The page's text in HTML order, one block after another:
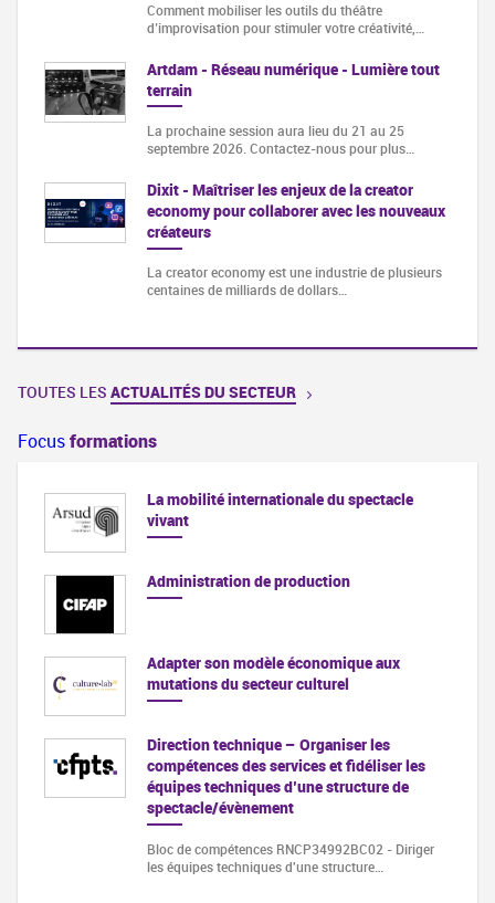
Comment mobiliser les outils du théâtre
d’improvisation pour stimuler votre créativité,…
Artdam - Réseau numérique - Lumière tout
terrain
La prochaine session aura lieu du 21 au 25
septembre 2026. Contactez-nous pour plus…
Dixit - Maîtriser les enjeux de la creator
economy pour collaborer avec les nouveaux
créateurs
La creator economy est une industrie de plusieurs
centaines de milliards de dollars…
TOUTES LES ACTUALITÉS DU SECTEUR
Focusformations
La mobilité internationale du spectacle
vivant
Administration de production
Adapter son modèle économique aux
mutations du secteur culturel
Direction technique – Organiser les
compétences des services et fidéliser les
équipes techniques d’une structure de
spectacle/évènement
Bloc de compétences RNCP34992BC02 - Diriger
les équipes techniques d'une structure…